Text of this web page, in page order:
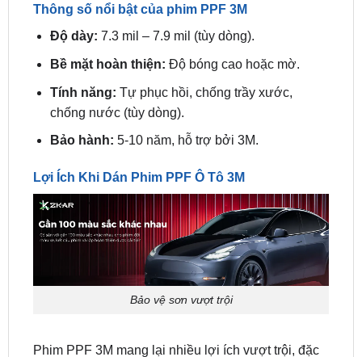
chống nước (tùy dòng).
Bảo hành:5-10 năm, hỗ trợ bởi 3M.
Lợi Ích Khi Dán Phim PPF Ô Tô 3M
Bảo vệ sơn vượt trội
Phim PPF 3M mang lại nhiều lợi ích vượt trội, đặc